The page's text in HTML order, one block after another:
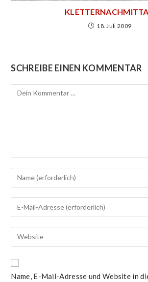
18. Juli 2009
SCHREIBE EINEN KOMMENTAR
Name, E-Mail-Adresse und Website in